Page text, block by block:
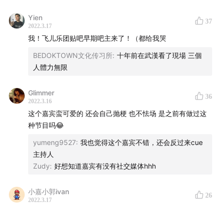
00:00 《我们的爱》F.I.R.飞儿乐团
05:16
初次认识飞儿
F.I.R.飞儿乐团的音乐风格与“乐以载道”的音乐精神
23:27
26:45 飞儿第一张专辑的评价讨论
04年的华语乐坛
F.I.R.飞儿乐团 第一专
04年与飞儿第一张专辑同期其他歌手专辑与歌手
F.I.R.飞儿乐团 第二专《无限》
《应许之地》F.I.R.飞儿乐团
55:50 05年黄金年代的华语金曲
Yien
2022.3.17
37
我！飞儿乐团贴吧早期吧主来了！（都给我哭
BEDOKTOWN文化传习所: 十年前在武漢看了現場 三個
人體力無限
Glimmer
2022.3.16
36
这个嘉宾蛮可爱的 还会自己抛梗 也不怯场 是之前有做过这
种节目吗😂
yumeng9527: 我也觉得这个嘉宾不错，还会反过来cue
主持人
Zudy: 好想知道嘉宾有没有社交媒体hhh
小嘉小郭ivan
2022.3.17
26